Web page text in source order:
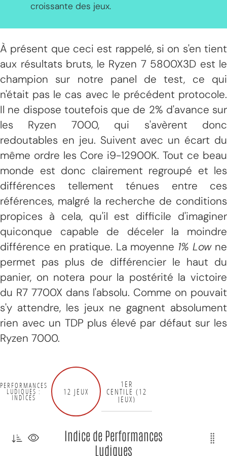
croissante des jeux.
À présent que ceci est rappelé, si on s'en tient
aux résultats bruts, le Ryzen 7 5800X3D est le
champion sur notre panel de test, ce qui
n'était pas le cas avec le précédent protocole.
Il ne dispose toutefois que de 2% d'avance sur
les Ryzen 7000, qui s'avèrent donc
redoutables en jeu. Suivent avec un écart du
même ordre les Core i9-12900K. Tout ce beau
monde est donc clairement regroupé et les
différences tellement ténues entre ces
références, malgré la recherche de conditions
propices à cela, qu'il est difficile d'imaginer
quiconque capable de déceler la moindre
différence en pratique. La moyenne 1% Lowne
permet pas plus de différencier le haut du
panier, on notera pour la postérité la victoire
du R7 7700X dans l'absolu. Comme on pouvait
s'y attendre, les jeux ne gagnent absolument
rien avec un TDP plus élevé par défaut sur les
Ryzen 7000.